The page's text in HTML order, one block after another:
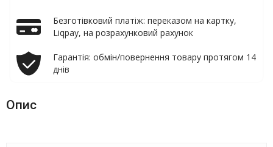
Безготівковий платіж: переказом на картку,
Liqpay, на розрахунковий рахунок
Гарантія: обмін/повернення товару протягом 14
днів
Опис